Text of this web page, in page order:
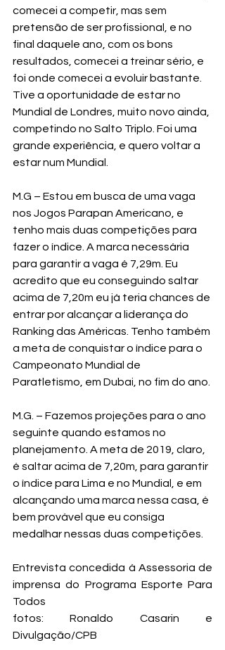
comecei a competir, mas sem
pretensão de ser profissional, e no
final daquele ano, com os bons
resultados, comecei a treinar sério, e
foi onde comecei a evoluir bastante.
Tive a oportunidade de estar no
Mundial de Londres, muito novo ainda,
competindo no Salto Triplo. Foi uma
grande experiência, e quero voltar a
estar num Mundial.
M.G – Estou em busca de uma vaga
nos Jogos Parapan Americano, e
tenho mais duas competições para
fazer o índice. A marca necessária
para garantir a vaga é 7,29m. Eu
acredito que eu conseguindo saltar
acima de 7,20m eu já teria chances de
entrar por alcançar a liderança do
Ranking das Américas. Tenho também
a meta de conquistar o índice para o
Campeonato Mundial de
Paratletismo, em Dubai, no fim do ano.
M.G. – Fazemos projeções para o ano
seguinte quando estamos no
planejamento. A meta de 2019, claro,
é saltar acima de 7,20m, para garantir
o índice para Lima e no Mundial, e em
alcançando uma marca nessa casa, é
bem provável que eu consiga
medalhar nessas duas competições.
Entrevista concedida á Assessoria de
imprensa do Programa Esporte Para
Todos
fotos: Ronaldo Casarin e
Divulgação/CPB